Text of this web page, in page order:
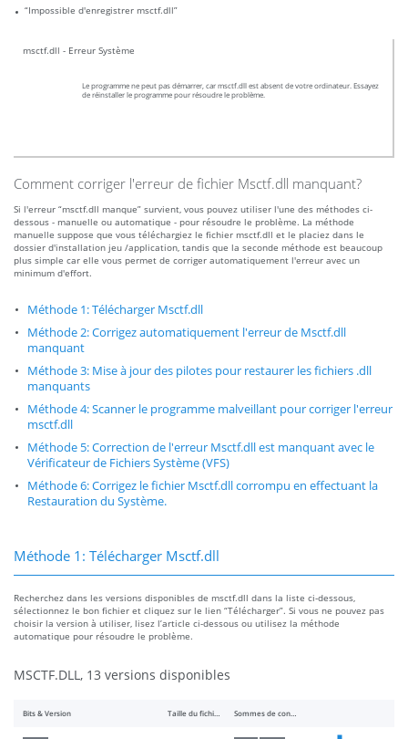
“Impossible d'enregistrer msctf.dll”
msctf.dll - Erreur Système
Le programme ne peut pas démarrer, car msctf.dll est absent de votre ordinateur. Essayez
de réinstaller le programme pour résoudre le problème.
Comment corriger l'erreur de fichier Msctf.dll manquant?
Si l'erreur “msctf.dll manque” survient, vous pouvez utiliser l'une des méthodes ci-
dessous - manuelle ou automatique - pour résoudre le problème. La méthode
manuelle suppose que vous téléchargiez le fichier msctf.dll et le placiez dans le
dossier d'installation jeu /application, tandis que la seconde méthode est beaucoup
plus simple car elle vous permet de corriger automatiquement l'erreur avec un
minimum d'effort.
Méthode 1: Télécharger Msctf.dll
Méthode 2: Corrigez automatiquement l'erreur de Msctf.dll
manquant
Méthode 3: Mise à jour des pilotes pour restaurer les fichiers .dll
manquants
Méthode 4: Scanner le programme malveillant pour corriger l'erreur
msctf.dll
Méthode 5: Correction de l'erreur Msctf.dll est manquant avec le
Vérificateur de Fichiers Système (VFS)
Méthode 6: Corrigez le fichier Msctf.dll corrompu en effectuant la
Restauration du Système.
Méthode 1: Télécharger Msctf.dll
Recherchez dans les versions disponibles de msctf.dll dans la liste ci-dessous,
sélectionnez le bon fichier et cliquez sur le lien “Télécharger”. Si vous ne pouvez pas
choisir la version à utiliser, lisez l’article ci-dessous ou utilisez la méthode
automatique pour résoudre le problème.
MSCTF.DLL, 13 versions disponibles
Bits & Version Taille du fichier Sommes de contrôle